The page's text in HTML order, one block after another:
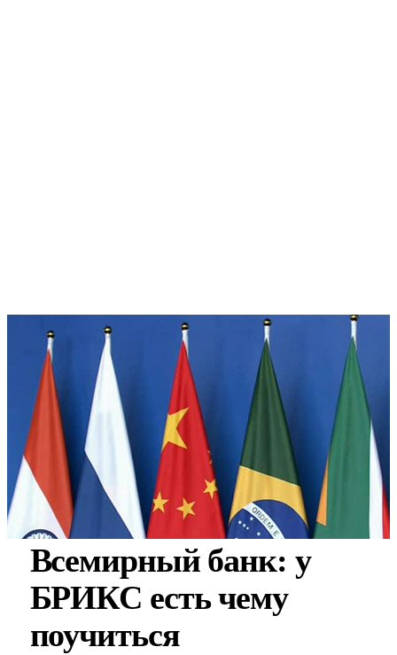
Всемирный банк: у
БРИКС есть чему
поучиться